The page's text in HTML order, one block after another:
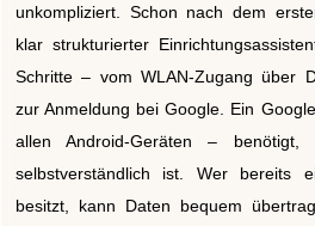
unkompliziert. Schon nach dem
klar strukturierter
Schritte – vom WLAN-Zugang über
zur Anmeldung bei Google. Ein
allen Android-Geräten – benötigt,
selbstverständlich ist. Wer bereits
besitzt, kann Daten bequem